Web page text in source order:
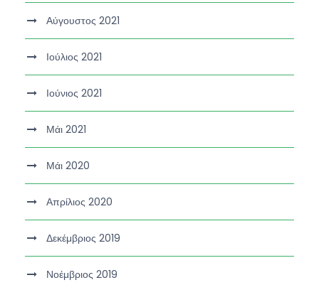
Αύγουστος 2021
Ιούλιος 2021
Ιούνιος 2021
Μάι 2021
Μάι 2020
Απρίλιος 2020
Δεκέμβριος 2019
Νοέμβριος 2019